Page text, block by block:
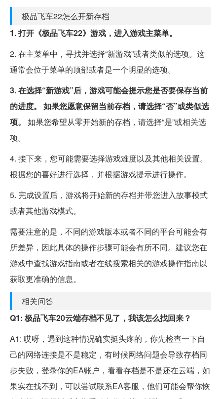
极品飞车22怎么开新存档
1. 打开《极品飞车22》游戏，进入游戏主菜单。
2. 在主菜单中，寻找并选择“新游戏”或者类似的选项。这
通常会位于菜单的顶部或者是一个明显的选项。
3. 在选择“新游戏”后，游戏可能会提示您是否要保存当前
的进度。
如果您愿意保留当前存档，请选择“否”或类似选
项。
如果您希望从零开始新的存档，请选择“是”或相关选
项。
4. 接下来，您可能需要选择游戏难度以及其他相关设置。
根据您的喜好进行选择，并根据游戏提示进行操作。
5. 完成设置后，游戏将开始新的存档并带您进入故事模式
或者其他游戏模式。
需要注意的是，不同的游戏版本或者不同的平台可能会有
所差异，因此具体的操作步骤可能会有所不同。建议您在
游戏中查找游戏指南或者在线搜索相关的游戏操作指南以
获取更准确的信息。
相关问答
Q1: 极品飞车20云端存档不见了，我该怎么找回来？
A1: 哎呀，遇到这种情况确实挺头疼的，你先检查一下自
己的网络连接是不是稳定，有时候网络问题会导致存档同
步失败，登录你的EA账户，看看存档是不是还在云端，如
果实在找不到，可以尝试联系EA客服，他们可能会帮你恢